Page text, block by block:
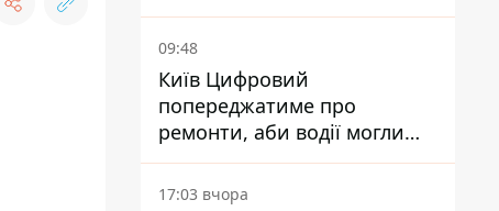
09:48
Київ Цифровий
попереджатиме про
ремонти, аби водії могли
уникати ділянок із заторами
17:03 вчора